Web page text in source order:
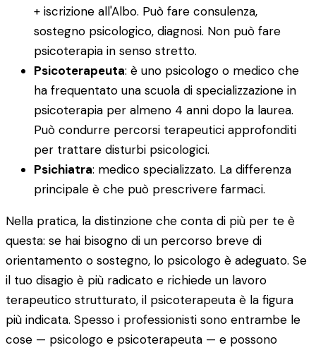
+ iscrizione all'Albo. Può fare consulenza,
sostegno psicologico, diagnosi. Non può fare
psicoterapia in senso stretto.
Psicoterapeuta: è uno psicologo o medico che
ha frequentato una scuola di specializzazione in
psicoterapia per almeno 4 anni dopo la laurea.
Può condurre percorsi terapeutici approfonditi
per trattare disturbi psicologici.
Psichiatra: medico specializzato. La differenza
principale è che può prescrivere farmaci.
Nella pratica, la distinzione che conta di più per te è
questa: se hai bisogno di un percorso breve di
orientamento o sostegno, lo psicologo è adeguato. Se
il tuo disagio è più radicato e richiede un lavoro
terapeutico strutturato, il psicoterapeuta è la figura
più indicata. Spesso i professionisti sono entrambe le
cose — psicologo e psicoterapeuta — e possono